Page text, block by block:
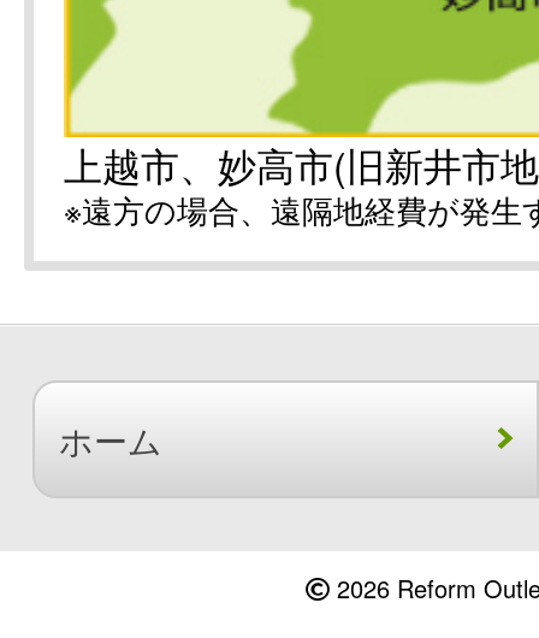
上越市、妙高市(旧新井市
※遠方の場合、遠隔地経費が発
ホーム
2026 Reform